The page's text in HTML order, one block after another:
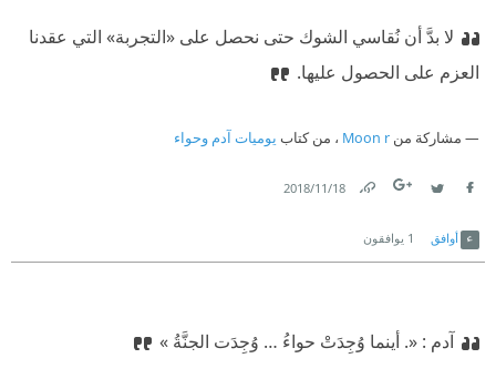
لا بدَّ أن نُقاسي الشوك حتى نحصل على «التجربة» التي عقدنا
العزم على الحصول عليها.
مشاركة من Moon r ، من كتاب يوميات آدم وحواء
18‏/11‏/2018
أوافق 1 يوافقون
آدم : «. أينما وُجِدَتْ حواءُ … وُجِدَت الجنَّةُ »